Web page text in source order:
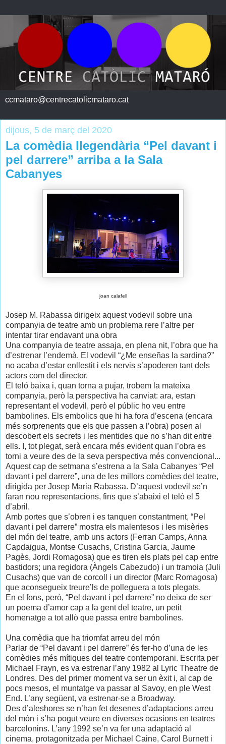
ccmataro@centrecatolicmataro.cat
dijous, 5 de març del 2020
La comèdia llegendària “Pel davant i
pel darrere” arriba a la Sala
Cabanyes
joan calafell
Josep M. Rabassa dirigeix aquest vodevil sobre una
companyia de teatre amb un problema rere l’altre per
intentar tirar endavant una obra
Una companyia de teatre assaja, en plena nit, l’obra que ha
d’estrenar l’endemà. El vodevil “¿Me enseñas la sardina?”
no acaba d’estar enllestit i els nervis s’apoderen tant dels
actors com del director.
El teló baixa i, quan torna a pujar, trobem la mateixa
companyia, però la perspectiva ha canviat: ara, estan
representant el vodevil, però el públic ho veu entre
bambolines. Els embolics que hi ha fora d’escena (encara
més sorprenents que els que passen a l’obra) posen al
descobert els secrets i les mentides que no s’han dit entre
ells. I, tot plegat, serà encara més evident quan l’obra es
torni a veure des de la seva perspectiva més convencional...
Aquest cap de setmana s’estrena a la Sala Cabanyes “Pel
davant i pel darrere”, una de les millors comèdies del teatre,
dirigida per Josep Maria Rabassa. D’aquest vodevil se’n
faran nou representacions, fins que s’abaixi el teló el 5
d’abril.
Amb portes que s’obren i es tanquen constantment, “Pel
davant i pel darrere” mostra els malentesos i les misèries
del món del teatre, amb uns actors (Ferran Camps, Anna
Capdaigua, Montse Cusachs, Cristina Garcia, Jaume
Pagès, Jordi Romagosa) que es tiren els plats pel cap entre
bastidors; una regidora (Àngels Cabezudo) i un tramoia (Juli
Cusachs) que van de corcoll i un director (Marc Romagosa)
que aconsegueix treure’ls de polleguera a tots plegats.
En el fons, però, “Pel davant i pel darrere” no deixa de ser
un poema d’amor cap a la gent del teatre, un petit
homenatge a tot allò que passa entre bambolines.
Una comèdia que ha triomfat arreu del món
Parlar de “Pel davant i pel darrere” és fer-ho d’una de les
comèdies més mítiques del teatre contemporani. Escrita per
Michael Frayn, es va estrenar l’any 1982 al Lyric Theatre de
Londres. Des del primer moment va ser un èxit i, al cap de
pocs mesos, el muntatge va passar al Savoy, en ple West
End. L’any següent, va estrenar-se a Broadway.
Des d’aleshores se n’han fet desenes d’adaptacions arreu
del món i s’ha pogut veure en diverses ocasions en teatres
barcelonins. L’any 1992 se’n va fer una adaptació al
cinema, protagonitzada per Michael Caine, Carol Burnett i